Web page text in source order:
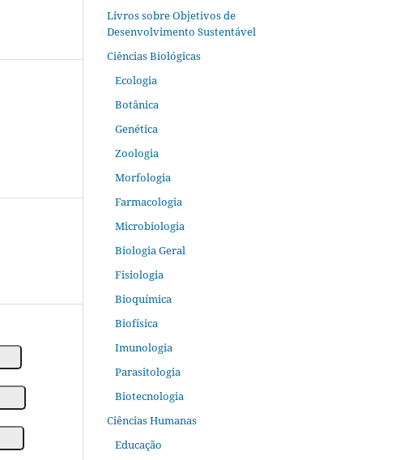
Livros sobre Objetivos de
Desenvolvimento Sustentável
Ciências Biológicas
Ecologia
Botânica
Genética
Zoologia
Morfologia
Farmacologia
Microbiologia
Biologia Geral
Fisiologia
Bioquímica
Biofísica
Imunologia
Parasitologia
Biotecnologia
Ciências Humanas
Educação